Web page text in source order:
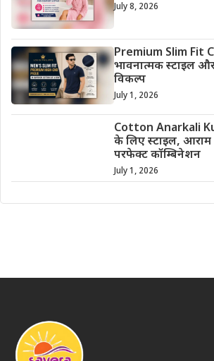
July 8, 2026
Premium Slim Fit
भावनात्मक स्टाइल
विकल्प
July 1, 2026
Cotton Anarkali
के लिए स्टाइल,
परफेक्ट कॉम्बिनेशन
July 1, 2026